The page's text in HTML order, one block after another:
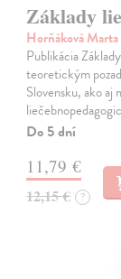
Základy
Horňáková Marta
Publikácia
teoretickým
Slovensku, ako aj
Do 5 dní
11,79 €
12,15 € ?